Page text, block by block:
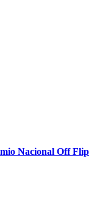
Nacional Off Flip